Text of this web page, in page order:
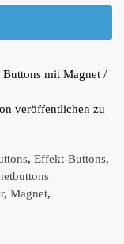
Buttons mit Magnet /
veröffentlichen zu
, Effekt-Buttons,
, Magnet,